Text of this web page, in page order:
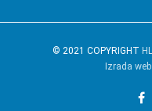
© 2021 COPYRIGHT
Izrada